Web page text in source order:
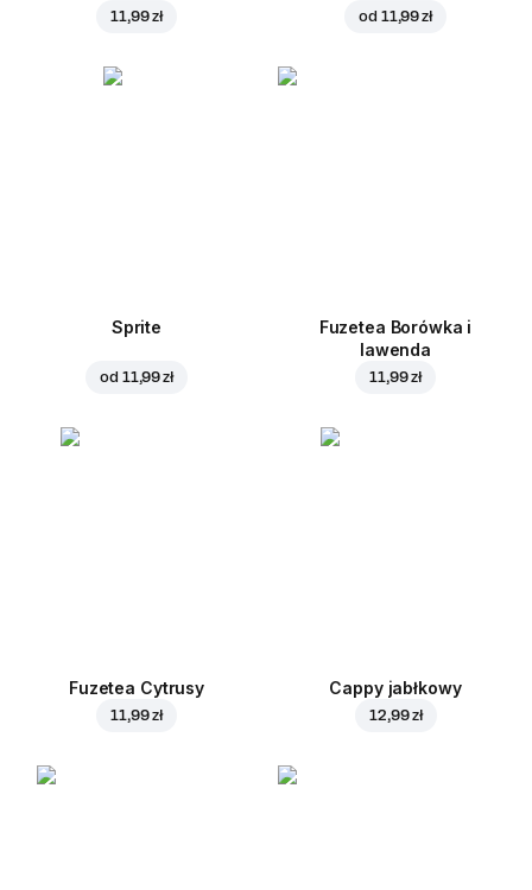
11,99 zł od 11,99 zł
Sprite
od 11,99 zł
Fuzetea Borówka i
lawenda
11,99 zł
Fuzetea Cytrusy
11,99 zł
Cappy jabłkowy
12,99 zł